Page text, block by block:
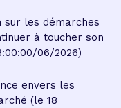
sur les démarches
à toucher son
06/2026)
envers les
(le 18